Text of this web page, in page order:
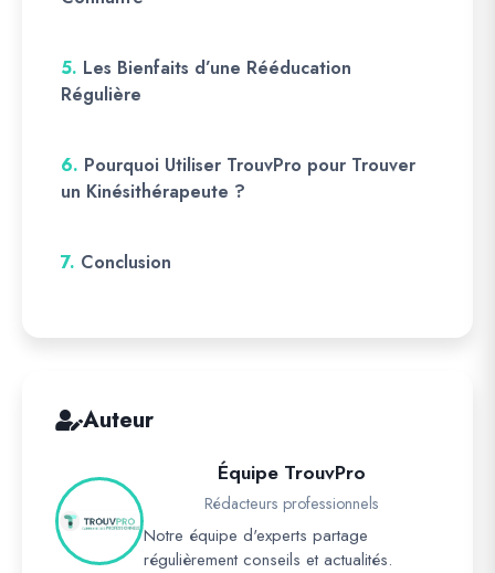
5. Les Bienfaits d’une Rééducation
Régulière
6. Pourquoi Utiliser TrouvPro pour Trouver
un Kinésithérapeute ?
7. Conclusion
Auteur
Équipe TrouvPro
Rédacteurs professionnels
Notre équipe d'experts partage
régulièrement conseils et actualités.